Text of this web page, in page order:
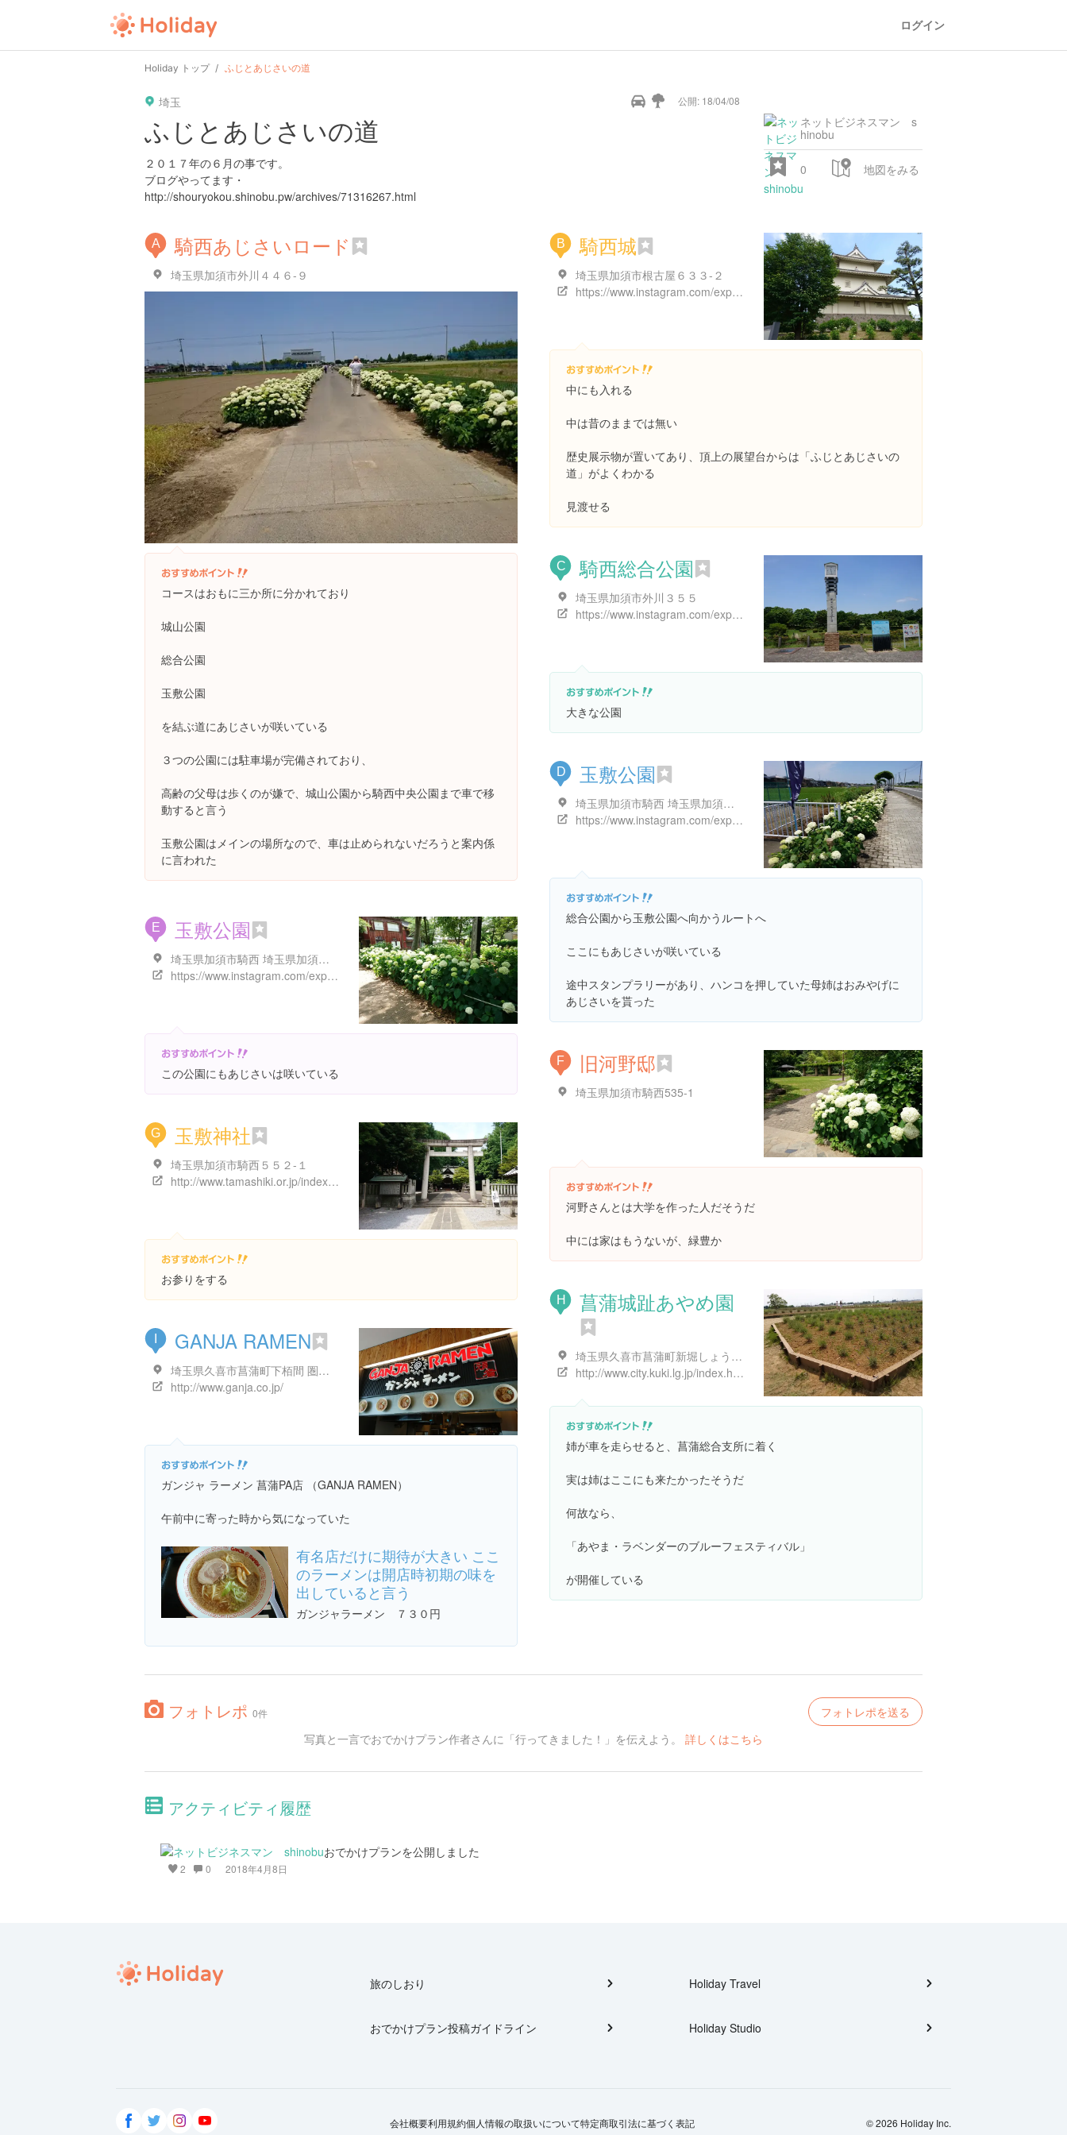
ログイン
Holiday トップ ふじとあじさいの道
埼玉 公開: 18/04/08
ふじとあじさいの道
２０１７年の６月の事です。
ブログやってます・
http://shouryokou.shinobu.pw/archives/71316267.html
ネットビジネスマン s
hinobu
0 地図をみる
A 騎西あじさいロード
埼玉県加須市外川４４６-９
コースはおもに三か所に分かれており
城山公園
総合公園
玉敷公園
を結ぶ道にあじさいが咲いている
３つの公園には駐車場が完備されており、
高齢の父母は歩くのが嫌で、城山公園から騎西中央公園まで車で移
動すると言う
玉敷公園はメインの場所なので、車は止められないだろうと案内係
に言われた
B 騎西城
埼玉県加須市根古屋６３３-２
https://www.instagram.com/explore/locations/6445033
中にも入れる
中は昔のままでは無い
歴史展示物が置いてあり、頂上の展望台からは「ふじとあじさいの
道」がよくわかる
見渡せる
C 騎西総合公園
埼玉県加須市外川３５５
https://www.instagram.com/explore/locations/1019347743
大きな公園
D 玉敷公園
埼玉県加須市騎西 埼玉県加須市騎西
https://www.instagram.com/explore/locations/184656365689153
総合公園から玉敷公園へ向かうルートへ
ここにもあじさいが咲いている
途中スタンプラリーがあり、ハンコを押していた母姉はおみやげに
あじさいを貰った
E 玉敷公園
埼玉県加須市騎西 埼玉県加須市騎西
https://www.instagram.com/explore/locations/184656365689153
この公園にもあじさいは咲いている
F 旧河野邸
埼玉県加須市騎西535-1
河野さんとは大学を作った人だそうだ
中には家はもうないが、緑豊か
G 玉敷神社
埼玉県加須市騎西５５２-１
http://www.tamashiki.or.jp/index.html
お参りをする
H 菖蒲城趾あやめ園
埼玉県久喜市菖蒲町新堀しょうぶ-９８５-２
http://www.city.kuki.lg.jp/index.html
姉が車を走らせると、菖蒲総合支所に着く
実は姉はここにも来たかったそうだ
何故なら、
「あやま・ラベンダーのブルーフェスティバル」
が開催している
GANJA RAMEN
埼玉県久喜市菖蒲町下栢間 圏央道菖蒲PA内フードコート
http://www.ganja.co.jp/
ガンジャ ラーメン 菖蒲PA店 （GANJA RAMEN）
午前中に寄った時から気になっていた
有名店だけに期待が大きい ここ
のラーメンは開店時初期の味を
出していると言う
ガンジャラーメン ７３０円
フォトレポ 0件
フォトレポを送る
写真と一言でおでかけプラン作者さんに「行ってきました！」を伝えよう。 詳しくはこちら
アクティビティ履歴
おでかけプランを公開しました
2 0 2018年4月8日
旅のしおり
おでかけプラン投稿ガイドライン
Holiday Travel
Holiday Studio
会社概要利用規約個人情報の取扱いについて特定商取引法に基づく表記 © 2026 Holiday Inc.